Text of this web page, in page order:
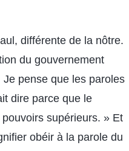
différente de la nôtre.
du gouvernement
pense que les paroles
dire parce que le
supérieurs. » Et
obéir à la parole du